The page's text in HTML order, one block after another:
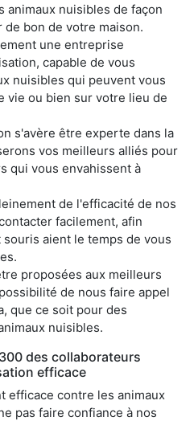
animaux nuisibles de façon
bon de votre maison.
une entreprise
capable de vous
nuisibles qui peuvent vous
vie ou bien sur votre lieu de
s'avère être experte dans la
vos meilleurs alliés pour
qui vous envahissent à
de l'efficacité de nos
facilement, afin
aient le temps de vous
proposées aux meilleurs
de nous faire appel
que ce soit pour des
nuisibles.
des collaborateurs
efficace
efficace contre les animaux
pas faire confiance à nos